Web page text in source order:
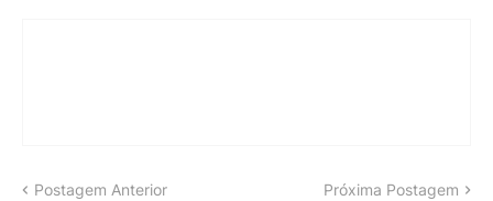
Postagem Anterior Próxima Postagem